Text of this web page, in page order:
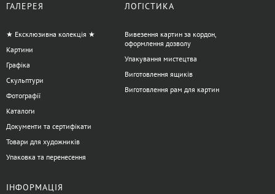
ГАЛЕРЕЯ
★ Ексклюзивна колекція ★
Картини
Графіка
Скульптури
Фотографії
Каталоги
Документи та сертифікати
Товари для художників
Упаковка та перенесення
ЛОГІСТИКА
Вивезення картин за кордон,
оформлення дозволу
Упакування мистецтва
Виготовлення ящиків
Виготовлення рам для картин
ІНФОРМАЦІЯ